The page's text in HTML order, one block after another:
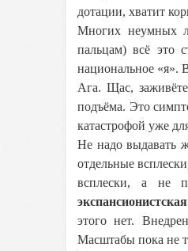
дотации, хватит
Многих неумных
пальцам) всё это
национальное «я».
Ага. Щас,
подъёма. Это
катастрофой уже
Не надо выдавать
отдельные
всплески, а не
этого нет.
Масштабы пока не